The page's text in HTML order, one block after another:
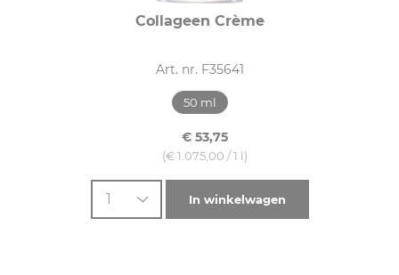
Collageen Crème
Art. nr. F35641
50 ml
€ 53,75
(€ 1.075,00 / 1 l)
1 In winkelwagen